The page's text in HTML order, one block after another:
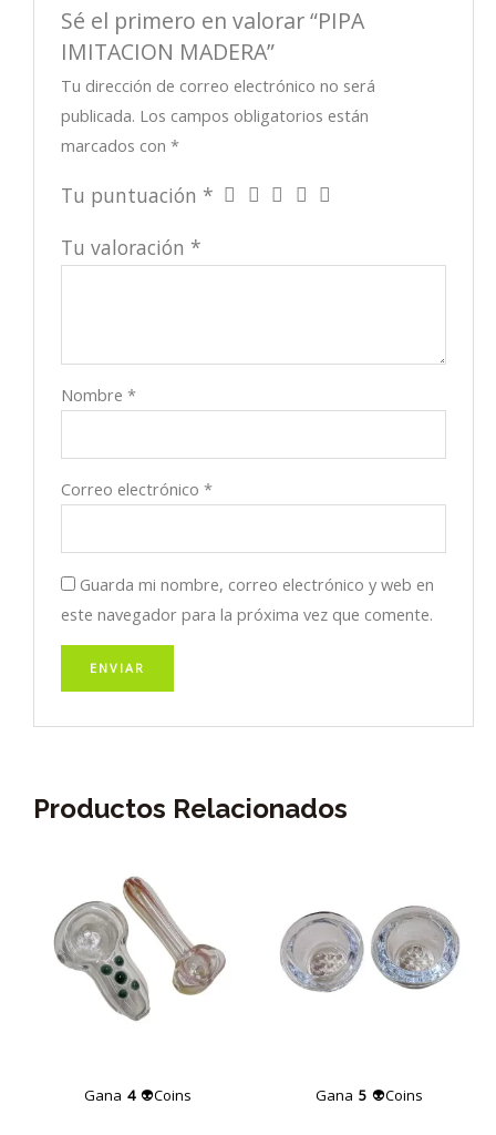
Sé el primero en valorar “PIPA
IMITACION MADERA”
Tu dirección de correo electrónico no será
publicada. Los campos obligatorios están
marcados con*
Tu puntuación *
Tu valoración *
Nombre*
Correo electrónico*
Guarda mi nombre, correo electrónico y web en
este navegador para la próxima vez que comente.
Productos Relacionados
Gana 4 👽Coins Gana 5 👽Coins